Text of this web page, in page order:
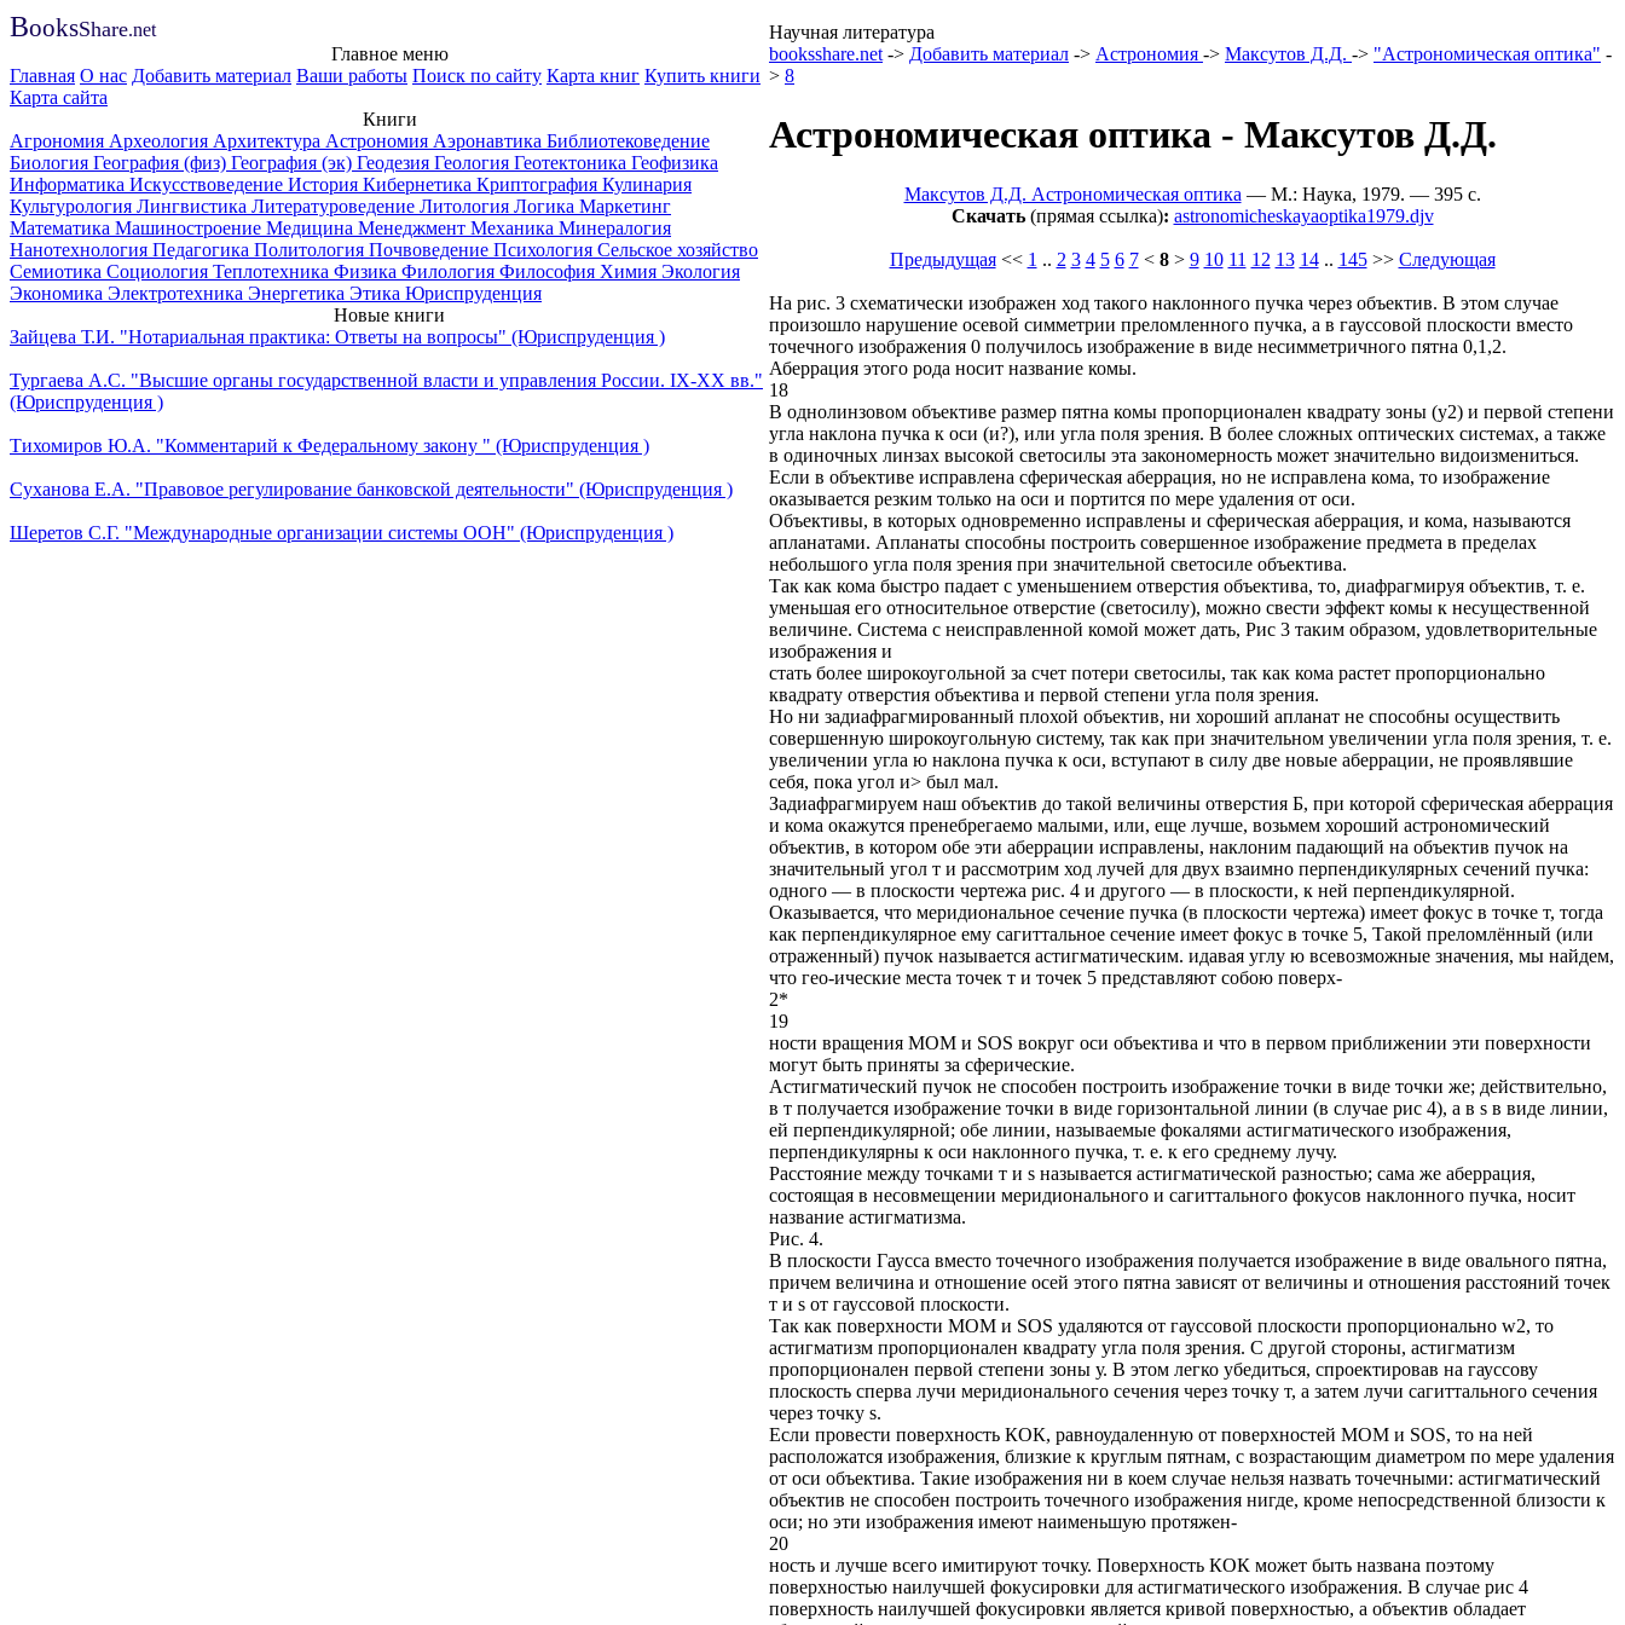
BooksShare.net
Научная литература
Главное меню
Главная О нас Добавить материал Ваши работы Поиск по сайту Карта книг Купить книги
Карта сайта
Книги
Агрономия Археология Архитектура Астрономия Аэронавтика Библиотековедение
Биология География (физ) География (эк) Геодезия Геология Геотектоника Геофизика
Информатика Искусствоведение История Кибернетика Криптография Кулинария
Культурология Лингвистика Литературоведение Литология Логика Маркетинг
Математика Машиностроение Медицина Менеджмент Механика Минералогия
Нанотехнология Педагогика Политология Почвоведение Психология Сельское хозяйство
Семиотика Социология Теплотехника Физика Филология Философия Химия Экология
Экономика Электротехника Энергетика Этика Юриспруденция
Новые книги
Зайцева Т.И. "Нотариальная практика: Ответы на вопросы" (Юриспруденция )
Тургаева А.С. "Высшие органы государственной власти и управления России. IХ-ХХ вв."
(Юриспруденция )
Тихомиров Ю.А. "Комментарий к Федеральному закону " (Юриспруденция )
Суханова Е.А. "Правовое регулирование банковской деятельности" (Юриспруденция )
Шеретов С.Г. "Международные организации системы ООН" (Юриспруденция )
booksshare.net -> Добавить материал -> Астрономия -> Мaксутов Д.Д. -> "Астрономическая оптика" -
> 8
Астрономическая оптика - Мaксутов Д.Д.
Maксутов Д.Д. Астрономическая оптика — М.: Наука, 1979. — 395 c.
Скачать(прямая ссылка): astronomicheskayaoptika1979.djv
Предыдущая<< 1 .. 2 3 4 5 6 7< 8> 9 10 11 12 13 14.. 145>> Следующая
На рис. 3 схематически изображен ход такого наклонного пучка через объектив. В этом случае
произошло нарушение осевой симметрии преломленного пучка, а в гауссовой плоскости вместо
точечного изображения 0 получилось изображение в виде несимметричного пятна 0,1,2.
Аберрация этого рода носит название комы.
18
В однолинзовом объективе размер пятна комы пропорционален квадрату зоны (у2) и первой степени
угла наклона пучка к оси (и?), или угла поля зрения. В более сложных оптических системах, а также
в одиночных линзах высокой светосилы эта закономерность может значительно видоизмениться.
Если в объективе исправлена сферическая аберрация, но не исправлена кома, то изображение
оказывается резким только на оси и портится по мере удаления от оси.
Объективы, в которых одновременно исправлены и сферическая аберрация, и кома, называются
апланатами. Апланаты способны построить совершенное изображение предмета в пределах
небольшого угла поля зрения при значительной светосиле объектива.
Так как кома быстро падает с уменьшением отверстия объектива, то, диафрагмируя объектив, т. е.
уменьшая его относительное отверстие (светосилу), можно свести эффект комы к несущественной
величине. Система с неисправленной комой может дать, Рис 3 таким образом, удовлетворительные
изображения и
стать более широкоугольной за счет потери светосилы, так как кома растет пропорционально
квадрату отверстия объектива и первой степени угла поля зрения.
Но ни задиафрагмированный плохой объектив, ни хороший апланат не способны осуществить
совершенную широкоугольную систему, так как при значительном увеличении угла поля зрения, т. е.
увеличении угла ю наклона пучка к оси, вступают в силу две новые аберрации, не проявлявшие
себя, пока угол и> был мал.
Задиафрагмируем наш объектив до такой величины отверстия Б, при которой сферическая аберрация
и кома окажутся пренебрегаемо малыми, или, еще лучше, возьмем хороший астрономический
объектив, в котором обе эти аберрации исправлены, наклоним падающий на объектив пучок на
значительный угол т и рассмотрим ход лучей для двух взаимно перпендикулярных сечений пучка:
одного — в плоскости чертежа рис. 4 и другого — в плоскости, к ней перпендикулярной.
Оказывается, что меридиональное сечение пучка (в плоскости чертежа) имеет фокус в точке т, тогда
как перпендикулярное ему сагиттальное сечение имеет фокус в точке 5, Такой преломлённый (или
отраженный) пучок называется астигматическим. идавая углу ю всевозможные значения, мы найдем,
что гео-ические места точек т и точек 5 представляют собою поверх-
2*
19
ности вращения MOM и SOS вокруг оси объектива и что в первом приближении эти поверхности
могут быть приняты за сферические.
Астигматический пучок не способен построить изображение точки в виде точки же; действительно,
в т получается изображение точки в виде горизонтальной линии (в случае рис 4), а в s в виде линии,
ей перпендикулярной; обе линии, называемые фокалями астигматического изображения,
перпендикулярны к оси наклонного пучка, т. е. к его среднему лучу.
Расстояние между точками т и s называется астигматической разностью; сама же аберрация,
состоящая в несовмещении меридионального и сагиттального фокусов наклонного пучка, носит
название астигматизма.
Рис. 4.
В плоскости Гаусса вместо точечного изображения получается изображение в виде овального пятна,
причем величина и отношение осей этого пятна зависят от величины и отношения расстояний точек
т и s от гауссовой плоскости.
Так как поверхности MOM и SOS удаляются от гауссовой плоскости пропорционально w2, то
астигматизм пропорционален квадрату угла поля зрения. С другой стороны, астигматизм
пропорционален первой степени зоны у. В этом легко убедиться, спроектировав на гауссову
плоскость сперва лучи меридионального сечения через точку т, а затем лучи сагиттального сечения
через точку s.
Если провести поверхность КОК, равноудаленную от поверхностей MOM и SOS, то на ней
расположатся изображения, близкие к круглым пятнам, с возрастающим диаметром по мере удаления
от оси объектива. Такие изображения ни в коем случае нельзя назвать точечными: астигматический
объектив не способен построить точечного изображения нигде, кроме непосредственной близости к
оси; но эти изображения имеют наименьшую протяжен-
20
ность и лучше всего имитируют точку. Поверхность КОК может быть названа поэтому
поверхностью наилучшей фокусировки для астигматического изображения. В случае рис 4
поверхность наилучшей фокусировки является кривой поверхностью, а объектив обладает